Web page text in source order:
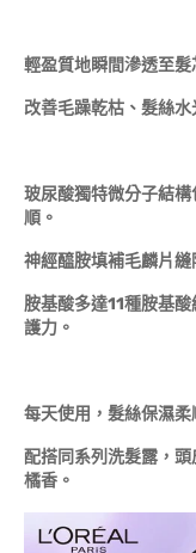
輕盈質地瞬間滲透至髮
改善毛躁乾枯、髮絲
玻尿酸獨特微分子結
順。
神經醯胺填補毛麟片
胺基酸多達11種胺基
護力。
每天使用，髮絲保濕
配搭同系列洗髮露，
橘香。